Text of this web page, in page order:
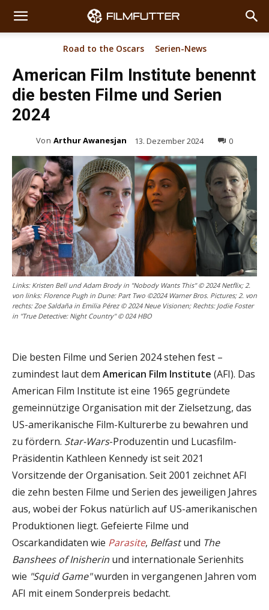
Road to the Oscars Serien-News
American Film Institute benennt
die besten Filme und Serien
2024
Von Arthur Awanesjan 13. Dezember 2024 0
Links: Kristen Bell und Adam Brody in "Nobody Wants This" © 2024 Netflix; 2.
von links: Florence Pugh in Dune: Part Two ©2024 Warner Bros. Pictures; 2. von
rechts: Zoe Saldaña in Emilia Pérez © 2024 Neue Visionen; Rechts: Jodie Foster
in "True Detective: Night Country" © 024 HBO
Die besten Filme und Serien 2024 stehen fest –
zumindest laut dem American Film Institute (AFI). Das
American Film Institute ist eine 1965 gegründete
gemeinnützige Organisation mit der Zielsetzung, das
US-amerikanische Film-Kulturerbe zu bewahren und
zu fördern. Star-Wars-Produzentin und Lucasfilm-
Präsidentin Kathleen Kennedy ist seit 2021
Vorsitzende der Organisation. Seit 2001 zeichnet AFI
die zehn besten Filme und Serien des jeweiligen Jahres
aus, wobei der Fokus natürlich auf US-amerikanischen
Produktionen liegt. Gefeierte Filme und
Oscarkandidaten wie Parasite, Belfastund The
Banshees of Inisherin und internationale Serienhits
wie "Squid Game"wurden in vergangenen Jahren vom
AFI mit einem Sonderpreis bedacht.